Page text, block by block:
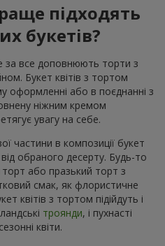
підходять
букетів?
за все доповнюють торти з
Букет квітів з тортом
оформленні або в поєднанні з
ніжним кремом
увагу на себе.
частини в композиції букет
обраного десерту. Будь-то
або празький торт з
смак, як флористичне
квітів з тортом підійдуть і
троянди, і пухнасті
квіти.